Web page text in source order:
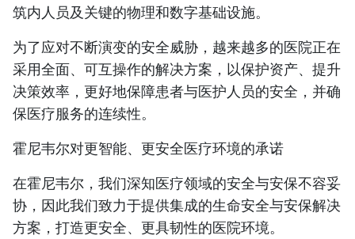
筑内人员及关键的物理和数字基础设施。
为了应对不断演变的安全威胁，越来越多的医院正在
采用全面、可互操作的解决方案，以保护资产、提升
决策效率，更好地保障患者与医护人员的安全，并确
保医疗服务的连续性。
霍尼韦尔对更智能、更安全医疗环境的承诺
在霍尼韦尔，我们深知医疗领域的安全与安保不容妥
协，因此我们致力于提供集成的生命安全与安保解决
方案，打造更安全、更具韧性的医院环境。